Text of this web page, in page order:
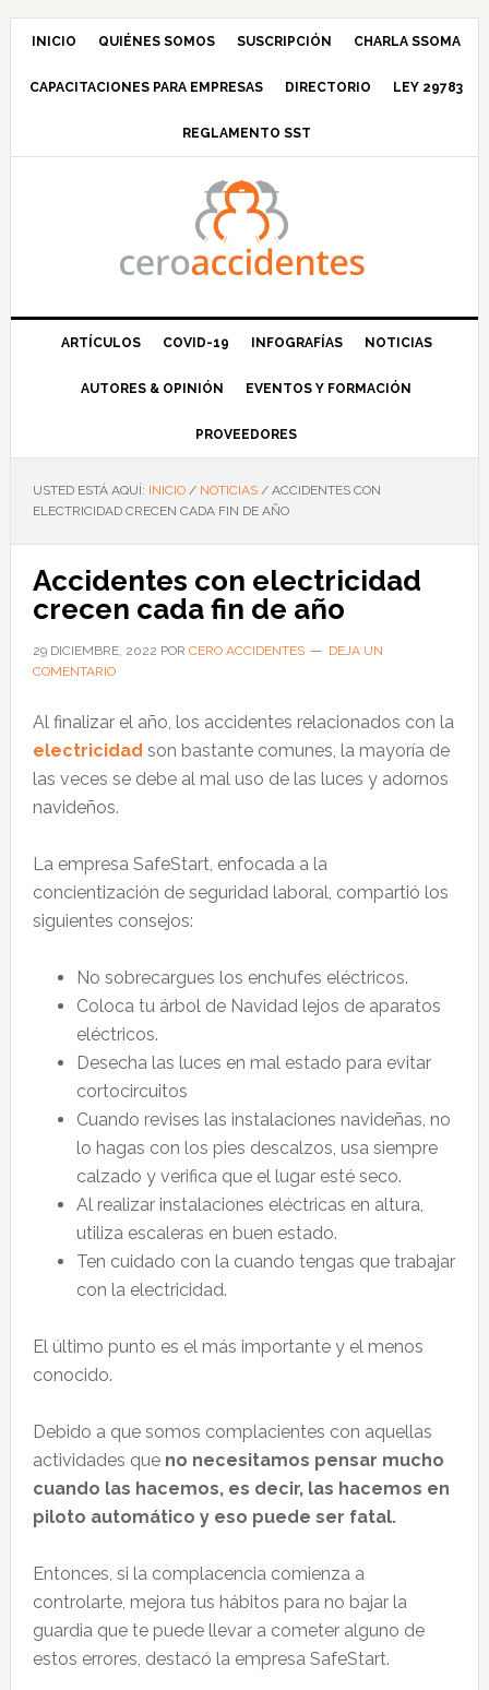
Saltar
navegación
Saltar
principal
Saltar
barra
principal
Saltar
INICIO QUIÉNES SOMOS SUSCRIPCIÓN CHARLA SSOMA
CAPACITACIONES PARA EMPRESAS DIRECTORIO LEY 29783
REGLAMENTO SST
ARTÍCULOS COVID-19 INFOGRAFÍAS NOTICIAS
AUTORES & OPINIÓN EVENTOS Y FORMACIÓN
PROVEEDORES
USTED ESTÁ AQUÍ: INICIO / NOTICIAS /ACCIDENTES CON
ELECTRICIDAD CRECEN CADA FIN DE AÑO
Accidentes con electricidad
crecen cada fin de año
29 DICIEMBRE, 2022 POR CERO ACCIDENTES
DEJA UN
COMENTARIO
Al finalizar el año, los accidentes relacionados con la
electricidad son bastante comunes, la mayoría de
las veces se debe al mal uso de las luces y adornos
navideños.
La empresa SafeStart, enfocada a la
concientización de seguridad laboral, compartió los
siguientes consejos:
No sobrecargues los enchufes eléctricos.
Coloca tu árbol de Navidad lejos de aparatos
eléctricos.
Desecha las luces en mal estado para evitar
cortocircuitos
Cuando revises las instalaciones navideñas, no
lo hagas con los pies descalzos, usa siempre
calzado y verifica que el lugar esté seco.
Al realizar instalaciones eléctricas en altura,
utiliza escaleras en buen estado.
Ten cuidado con la cuando tengas que trabajar
con la electricidad.
El último punto es el más importante y el menos
conocido.
Debido a que somos complacientes con aquellas
actividades que no necesitamos pensar mucho
cuando las hacemos, es decir, las hacemos en
piloto automático y eso puede ser fatal.
Entonces, si la complacencia comienza a
controlarte, mejora tus hábitos para no bajar la
guardia que te puede llevar a cometer alguno de
estos errores, destacó la empresa SafeStart.